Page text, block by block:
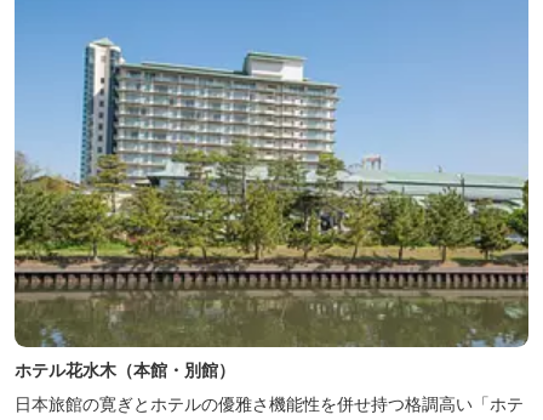
ホテル花水木（本館・別館）
日本旅館の寛ぎとホテルの優雅さ機能性を併せ持つ格調高い「ホテ